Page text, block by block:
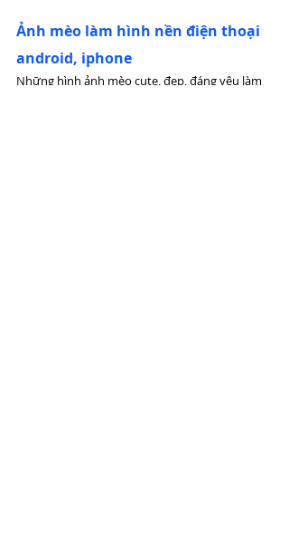
Ảnh mèo làm hình nền điện thoại
android, iphone
Những hình ảnh mèo cute, đẹp, đáng yêu làm